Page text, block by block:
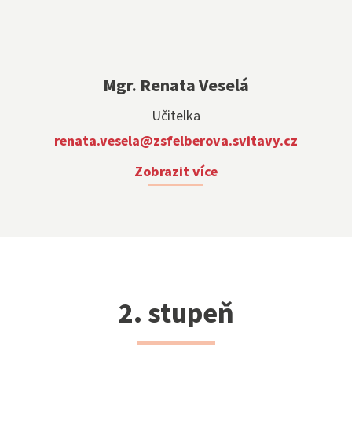
Mgr. Renata Veselá
Učitelka
renata.vesela@zsfelberova.svitavy.cz
Zobrazit více
2. stupeň